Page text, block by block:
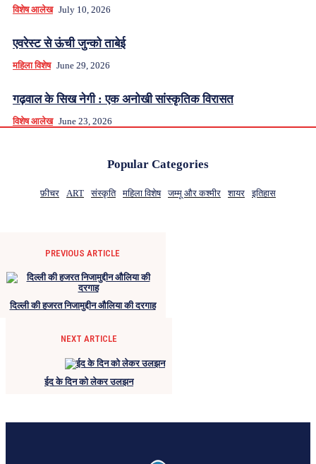
विशेष आलेख July 10, 2026
एवरेस्ट से ऊंची जुन्को ताबेई
महिला विशेष June 29, 2026
गढ़वाल के सिख नेगी : एक अनोखी सांस्कृतिक विरासत
विशेष आलेख June 23, 2026
Popular Categories
फ़ीचर ART संस्कृति महिला विशेष जम्मू और कश्मीर शायर इतिहास
PREVIOUS ARTICLE
दिल्ली की हजरत निजामुद्दीन औलिया की दरगाह
NEXT ARTICLE
ईद के दिन को लेकर उलझन